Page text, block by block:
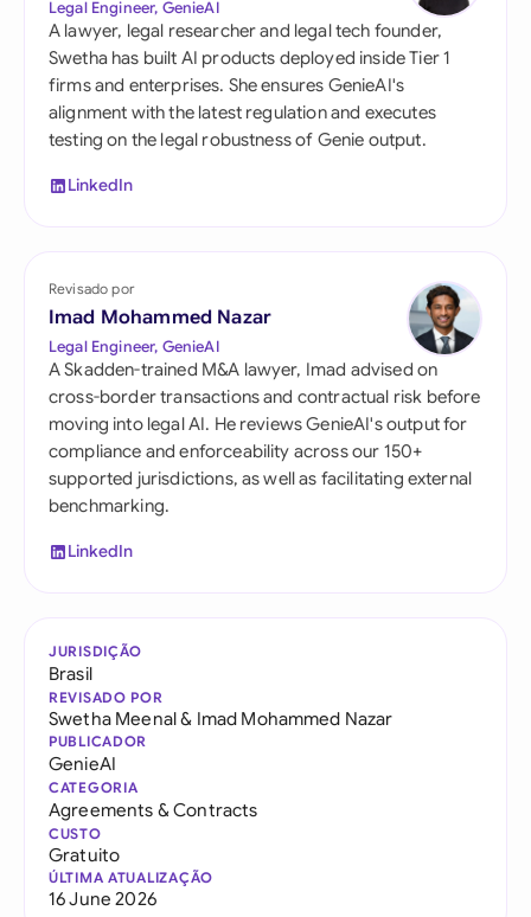
Legal Engineer, GenieAI
A lawyer, legal researcher and legal tech founder,
Swetha has built AI products deployed inside Tier 1
firms and enterprises. She ensures GenieAI's
alignment with the latest regulation and executes
testing on the legal robustness of Genie output.
LinkedIn
Revisado por
Imad Mohammed Nazar
Legal Engineer, GenieAI
A Skadden-trained M&A lawyer, Imad advised on
cross-border transactions and contractual risk before
moving into legal AI. He reviews GenieAI's output for
compliance and enforceability across our 150+
supported jurisdictions, as well as facilitating external
benchmarking.
LinkedIn
JURISDIÇÃO
Brasil
REVISADO POR
Swetha Meenal& Imad Mohammed Nazar
PUBLICADOR
GenieAI
CATEGORIA
Agreements & Contracts
CUSTO
Gratuito
ÚLTIMA ATUALIZAÇÃO
16 June 2026